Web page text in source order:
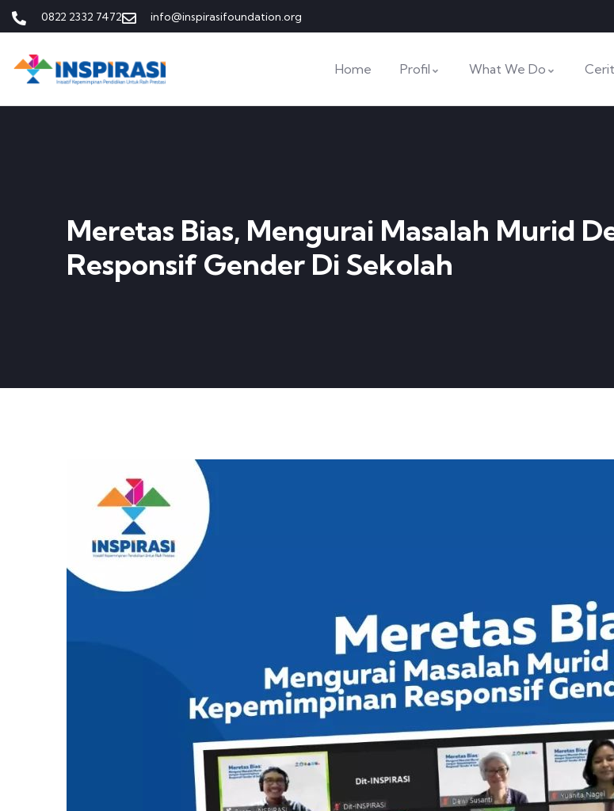
0822 2332 7472 info@inspirasifoundation.org
Home Profil What We Do
Meretas Bias, Mengurai Masalah Murid
Responsif Gender Di Sekolah